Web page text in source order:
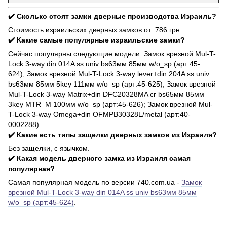
✔️ Сколько стоят замки дверные производства Израиль?
Стоимость израильских дверных замков от: 786 грн.
✔️ Какие самые популярные израильские замки?
Сейчас популярны следующие модели: Замок врезной Mul-T-
Lock 3-way din 014A ss univ bs63мм 85мм w/o_sp (арт:45-
624); Замок врезной Mul-T-Lock 3-way lever+din 204A ss univ
bs63мм 85мм 5key 111мм w/o_sp (арт:45-625); Замок врезной
Mul-T-Lock 3-way Matrix+din DFC20328MA cr bs65мм 85мм
3key MTR_M 100мм w/o_sp (арт:45-626); Замок врезной Mul-
T-Lock 3-way Omega+din OFMPB30328L/metal (арт:40-
0002288).
✔️ Какие есть типы защелки дверных замков из Израиля?
Без защелки, с язычком.
✔️ Какая модель дверного замка из Израиля самая
популярная?
Самая популярная модель по версии 740.com.ua - Замок
врезной Mul-T-Lock 3-way din 014A ss univ bs63мм 85мм
w/o_sp (арт:45-624).